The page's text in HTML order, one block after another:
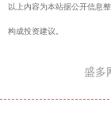
以上内容为本站据公开信息
构成投资建议。
盛多